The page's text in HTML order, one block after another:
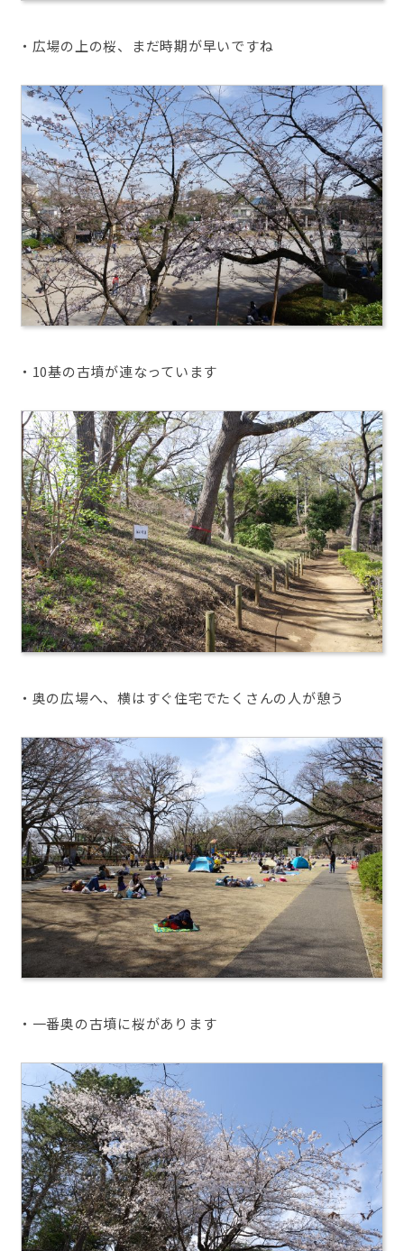
・広場の上の桜、まだ時期が早いですね
・10基の古墳が連なっています
・奥の広場へ、横はすぐ住宅でたくさんの人が憩う
・一番奥の古墳に桜があります